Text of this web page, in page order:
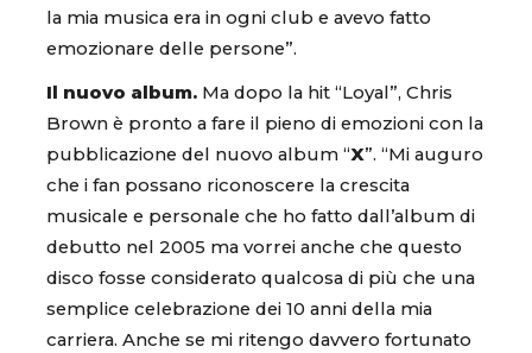
la mia musica era in ogni club e avevo fatto
emozionare delle persone”.
Il nuovo album. Ma dopo la hit “Loyal”, Chris
Brown è pronto a fare il pieno di emozioni con la
pubblicazione del nuovo album “X”. “Mi auguro
che i fan possano riconoscere la crescita
musicale e personale che ho fatto dall’album di
debutto nel 2005 ma vorrei anche che questo
disco fosse considerato qualcosa di più che una
semplice celebrazione dei 10 anni della mia
carriera. Anche se mi ritengo davvero fortunato